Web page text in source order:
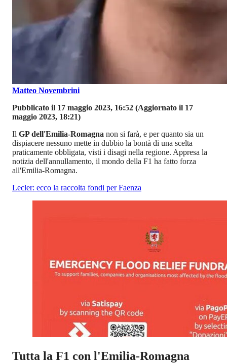
Matteo Novembrini
Pubblicato il 17 maggio 2023, 16:52 (Aggiornato il 17
maggio 2023, 18:21)
Il GP dell'Emilia-Romagna non si farà, e per quanto sia un
dispiacere nessuno mette in dubbio la bontà di una scelta
praticamente obbligata, visti i disagi nella regione. Appresa la
notizia dell'annullamento, il mondo della F1 ha fatto forza
all'Emilia-Romagna.
Lecler: ecco la raccolta fondi per Faenza
Tutta la F1 con l'Emilia-Romagna